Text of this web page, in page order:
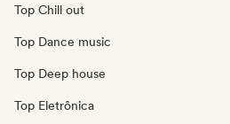
Top Chill out
Top Dance music
Top Deep house
Top Eletrônica